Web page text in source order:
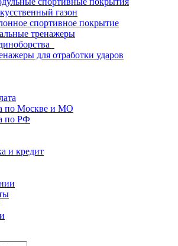
газон
спортивное покрытие
тренажеры
для отработки ударов
по Москве и МО
по РФ
и кредит